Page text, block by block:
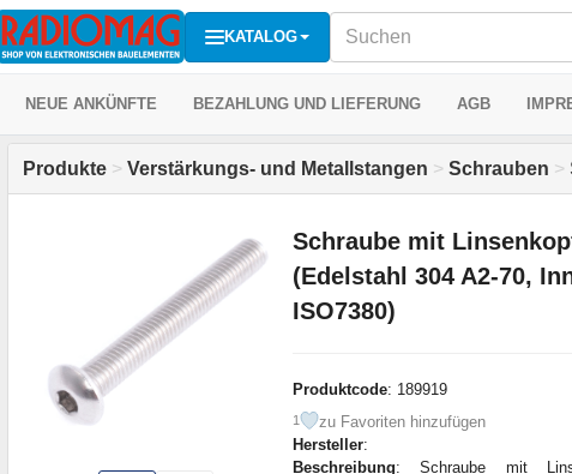
KATALOG
NEUE ANKÜNFTE BEZAHLUNG UND LIEFERUNG AGB
Produkte > Verstärkungs- und Metallstangen > Schrauben >
Schraube mit
(Edelstahl 304 A2-70,
ISO7380)
Produktcode: 189919
1
zu Favoriten hinzufügen
Hersteller:
Beschreibung: Schraube mit